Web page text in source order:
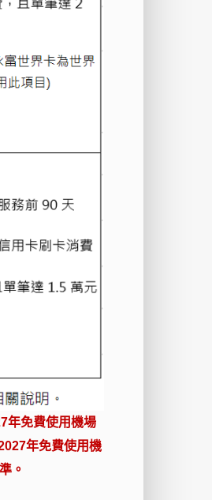
年免費使用機場
年免費使用機
。